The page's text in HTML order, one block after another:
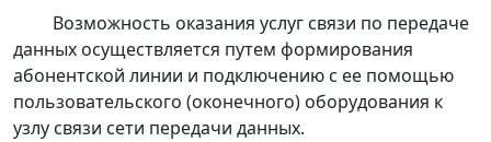
Возможность оказания услуг связи по передаче
данных осуществляется путем формирования
абонентской линии и подключению с ее помощью
пользовательского (оконечного) оборудования к
узлу связи сети передачи данных.